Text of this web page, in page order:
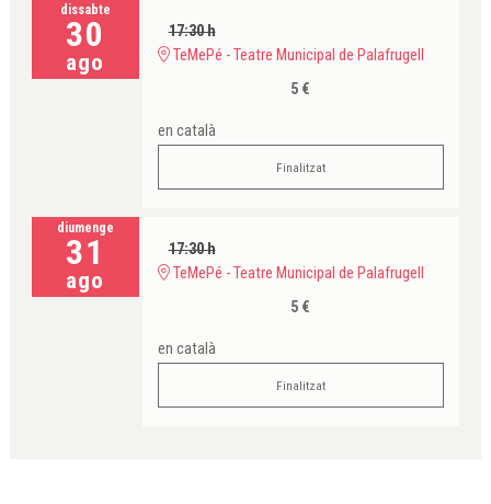
dissabte
30
ago
17:30 h
TeMePé - Teatre Municipal de Palafrugell
5 €
en català
Finalitzat
diumenge
31
ago
17:30 h
TeMePé - Teatre Municipal de Palafrugell
5 €
en català
Finalitzat